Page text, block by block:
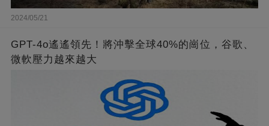
2024/05/21
GPT-4o遙遙領先！將沖擊全球40%的崗位，谷歌、
微軟壓力越來越大